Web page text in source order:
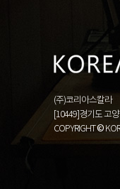
(주)코리아스칼라
[10449]경기도 고
COPYRIGHT ©